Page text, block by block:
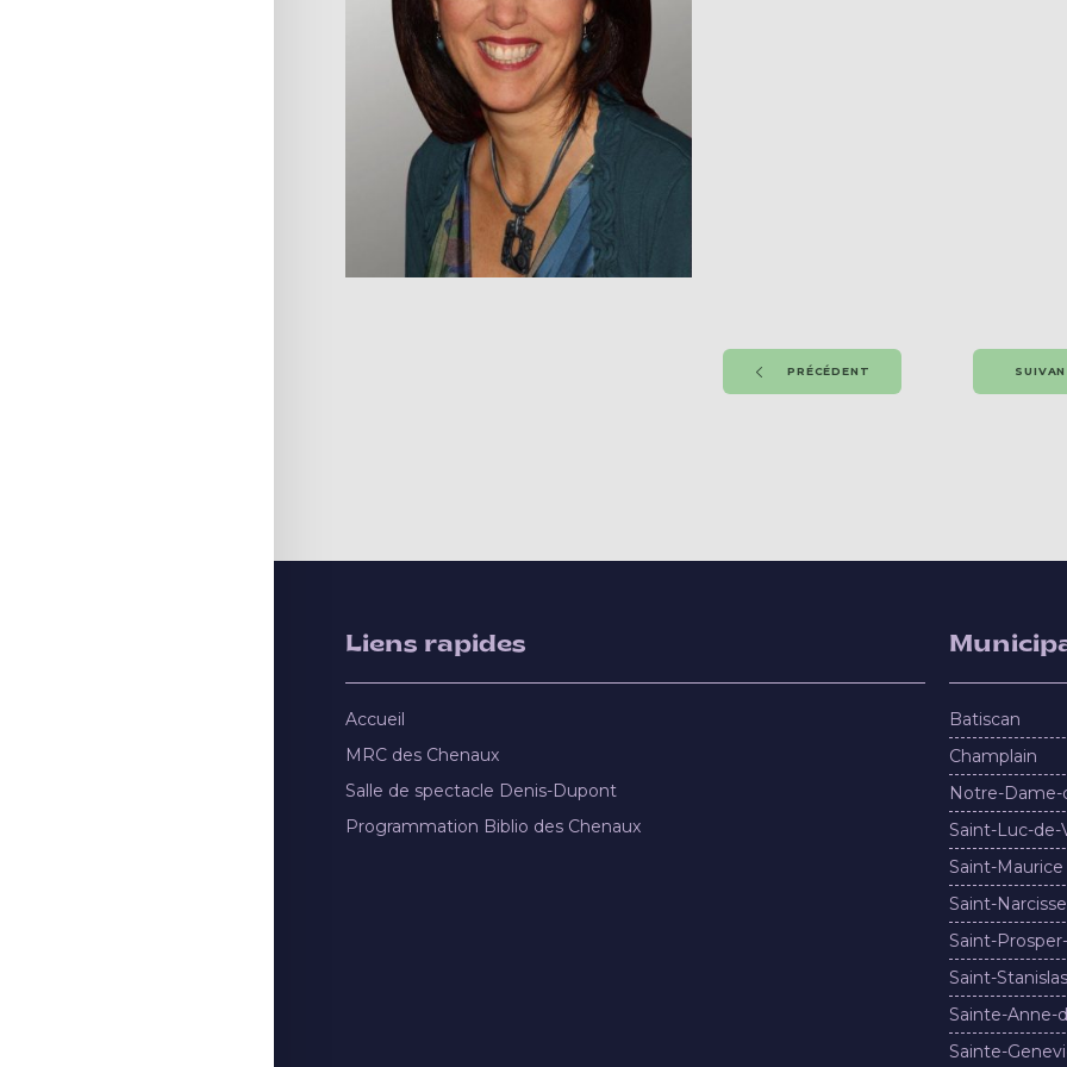
PRÉCÉDENT
Liens rapides
Accueil
MRC des Chenaux
Salle de spectacle Denis-Dupont
Programmation Biblio des Chenaux
Batiscan
Champlain
Notre-
Saint-Luc-de-
Saint-Maurice
Saint-Narcisse
Saint-
Saint-Stanislas
Sainte-Anne-
Sainte-